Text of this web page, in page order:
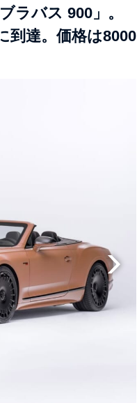
ラバス 900」。
到達。価格は8000